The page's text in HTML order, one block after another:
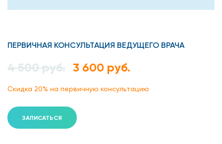
ПЕРВИЧНАЯ КОНСУЛЬТАЦИЯ ВЕДУЩЕГО ВРАЧА
4 500 руб. 3 600 руб.
Скидка 20% на первичную консультацию
ЗАПИСАТЬСЯ